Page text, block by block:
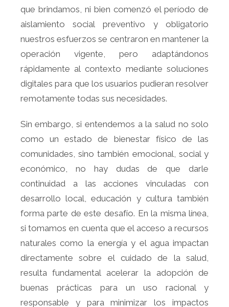
que brindamos, ni bien comenzó el período de
aislamiento social preventivo y obligatorio
nuestros esfuerzos se centraron en mantener la
operación vigente, pero adaptándonos
rápidamente al contexto mediante soluciones
digitales para que los usuarios pudieran resolver
remotamente todas sus necesidades.
Sin embargo, si entendemos a la salud no solo
como un estado de bienestar físico de las
comunidades, sino también emocional, social y
económico, no hay dudas de que darle
continuidad a las acciones vinculadas con
desarrollo local, educación y cultura también
forma parte de este desafío. En la misma línea,
si tomamos en cuenta que el acceso a recursos
naturales como la energía y el agua impactan
directamente sobre el cuidado de la salud,
resulta fundamental acelerar la adopción de
buenas prácticas para un uso racional y
responsable y para minimizar los impactos